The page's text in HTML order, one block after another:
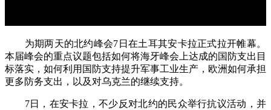
为期两天的北约峰会7日在土耳其安卡拉正式拉开帷幕。
本届峰会的重点议题包括如何将海牙峰会上达成的国防支出目
标落实，如何利用国防支持提升军事工业生产，欧洲如何承担
更多防务支出，以及对乌克兰的继续支持。
7日，在安卡拉，不少反对北约的民众举行抗议活动，并